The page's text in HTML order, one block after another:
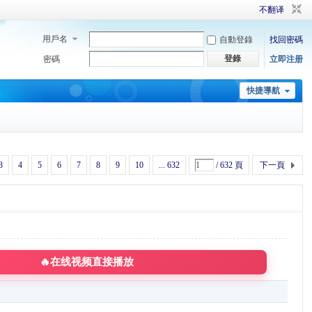
不翻译
用戶名 自動登錄
找回密碼
密碼
登錄 立即注册
快捷導航
4 5 6 7 8 9 10 ... 632 / 632 頁 下一頁
🔥在线视频直接播放